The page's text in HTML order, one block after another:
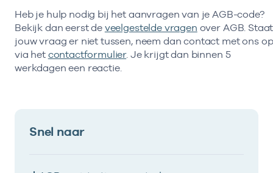
Heb je hulp nodig bij het aanvragen van je AGB-code?
Bekijk dan eerst de veelgestelde vragen over AGB. Staat
jouw vraag er niet tussen, neem dan contact met ons op
via het contactformulier. Je krijgt dan binnen 5
werkdagen een reactie.
Snel naar